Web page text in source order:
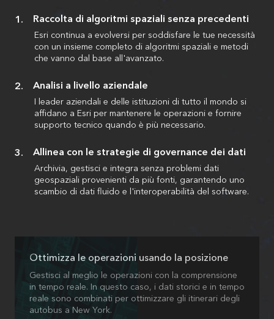
Raccolta di algoritmi spaziali senza precedenti
Esri continua a evolversi per soddisfare le tue necessità
con un insieme completo di algoritmi spaziali e metodi
che vanno dal base all'avanzato.
Analisi a livello aziendale
I leader aziendali e delle istituzioni di tutto il mondo si
affidano a Esri per mantenere le operazioni e fornire
supporto tecnico quando è più necessario.
Allinea con le strategie di governance dei dati
Archivia, gestisci e integra senza problemi dati
geospaziali provenienti da più fonti, garantendo uno
scambio di dati fluido e l'interoperabilità del software.
Ottimizza le operazioni usando la posizione
Gestisci al meglio le operazioni con la comprensione
in tempo reale. In questo caso, i dati storici e in tempo
reale sono combinati per ottimizzare gli itinerari degli
autobus a New York.